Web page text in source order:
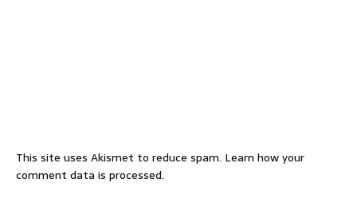
This site uses Akismet to reduce spam. Learn how your
comment data is processed.